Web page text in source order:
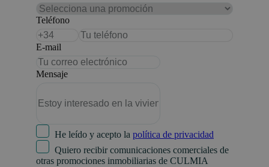
Teléfono
E-mail
Mensaje
He leído y acepto la política de privacidad
Quiero recibir comunicaciones comerciales de
otras promociones inmobiliarias de CULMIA